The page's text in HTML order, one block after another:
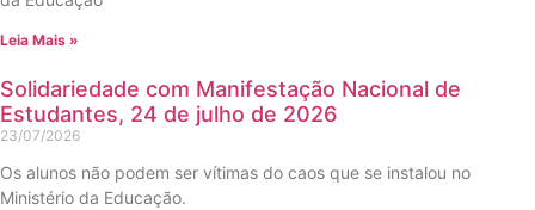
Leia Mais »
Solidariedade com Manifestação Nacional de
Estudantes, 24 de julho de 2026
23/07/2026
Os alunos não podem ser vítimas do caos que se instalou no
Ministério da Educação.